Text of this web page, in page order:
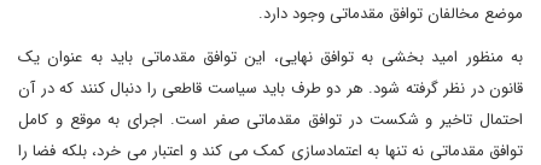
موضع مخالفان توافق مقدماتی وجود دارد.
به منظور امید بخشی به توافق نهایی، این توافق مقدماتی باید به عنوان یک
قانون در نظر گرفته شود. هر دو طرف باید سیاست قاطعی را دنبال کنند که در آن
احتمال تاخیر و شکست در توافق مقدماتی صفر است. اجرای به موقع و کامل
توافق مقدماتی نه تنها به اعتمادسازی کمک می کند و اعتبار می خرد، بلکه فضا را